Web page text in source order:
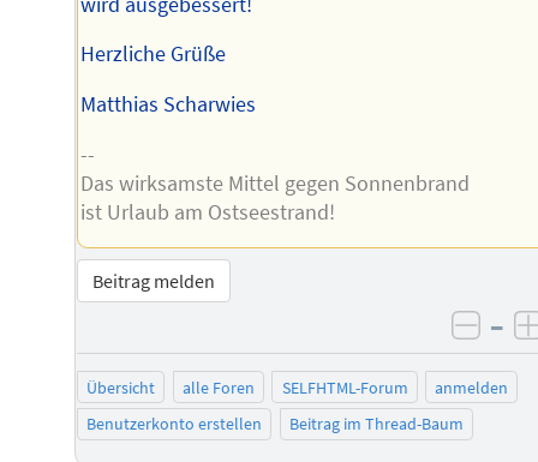
Herzliche Grüße
Matthias Scharwies
--
Das wirksamste Mittel gegen Sonnenbrand
ist Urlaub am Ostseestrand!
Beitrag melden
–
Übersicht alle Foren SELFHTML-Forum
anmelden
Benutzerkonto erstellen
Beitrag im Thread-Baum